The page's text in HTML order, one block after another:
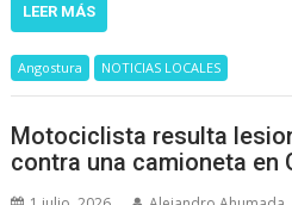
LEER MÁS
Angostura NOTICIAS LOCALES
Motociclista resulta
contra una camioneta en